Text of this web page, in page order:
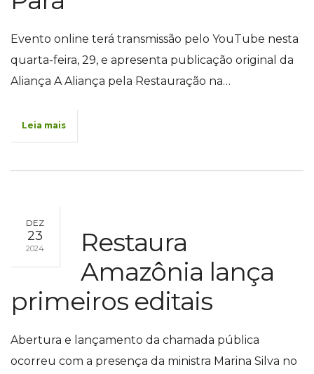
Evento online terá transmissão pelo YouTube nesta
quarta-feira, 29, e apresenta publicação original da
Aliança A Aliança pela Restauração na…
Leia mais
DEZ
23
2024
Restaura
Amazônia lança
primeiros editais
Abertura e lançamento da chamada pública
ocorreu com a presença da ministra Marina Silva no